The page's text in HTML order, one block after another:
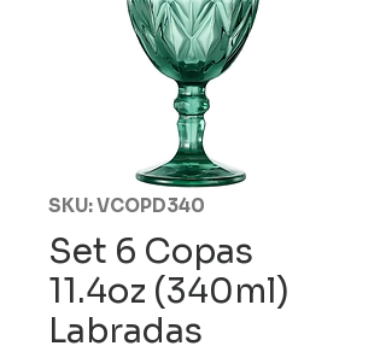
SKU: VCOPD340
Set 6 Copas
11.4oz (340ml)
Labradas